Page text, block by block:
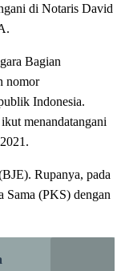
di Notaris David
Bagian
nomor
Indonesia.
menandatangani
Rupanya, pada
Sama (PKS) dengan